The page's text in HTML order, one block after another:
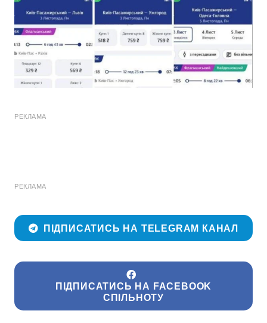
РЕКЛАМА
РЕКЛАМА
ПІДПИСАТИСЬ НА TELEGRAM КАНАЛ
ПІДПИСАТИСЬ НА FACEBOOK
СПІЛЬНОТУ